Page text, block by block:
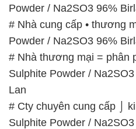
Powder / Na2SO3 96%
# Nhà cung cấp • thương
Powder / Na2SO3 96%
# Nhà thương mại = phân
Sulphite Powder /
Lan
# Cty chuyên cung cấp ⌡
Sulphite Powder /